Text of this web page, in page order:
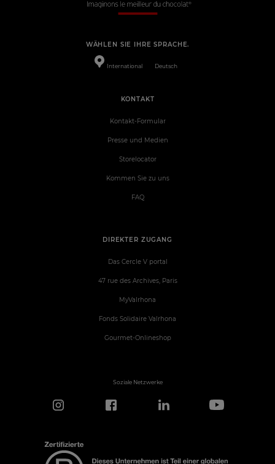
WÄHLEN SIE IHRE SPRACHE.
International Deutsch
DIREKTER ZUGANG
Das Cercle V portal
47 rue des Archives, Paris
MyValrhona
Fonds Solidaire Valrhona
Gourmet-Onlineshop
KONTAKT
Kontakt-Formular
Presse und Medien
Storelocator
Kommen Sie zu uns
FAQ
Soziale Netzwerke